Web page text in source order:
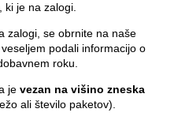
ki je na zalogi.
zalogi, se obrnite na naše
podali informacijo o
roku.
je vezan na višino zneska
ali število paketov).